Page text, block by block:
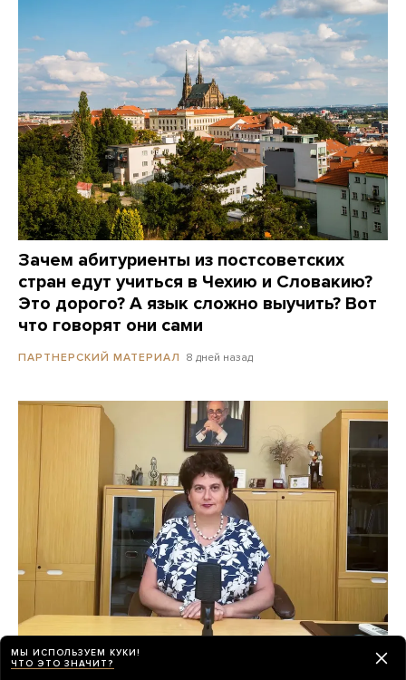
Зачем абитуриенты из постсоветских
стран едут учиться в Чехию и Словакию?
Это дорого? А язык сложно выучить? Вот
что говорят они сами
ПАРТНЕРСКИЙ МАТЕРИАЛ 8 дней назад
«Психиатрия возвращается в темные
МЫ ИСПОЛЬЗУЕМ КУКИ!
ЧТО ЭТО ЗНАЧИТ?